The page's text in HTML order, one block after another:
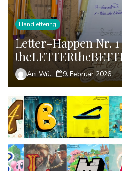
Handlettering
Letter-Happen Nr.
Ani Wünsch 9. Februar 2026